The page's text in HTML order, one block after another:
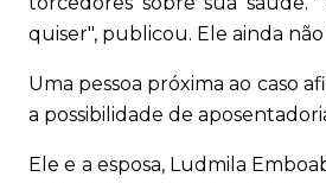
quiser", publicou. Ele ainda
Uma pessoa próxima ao caso
a possibilidade de
Ele e a esposa, Ludmila